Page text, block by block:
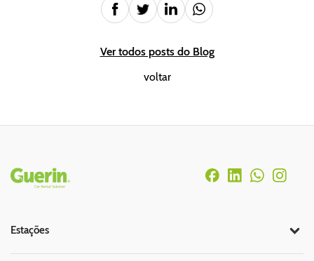
Ver todos posts do Blog
voltar
Rodapé
Estações